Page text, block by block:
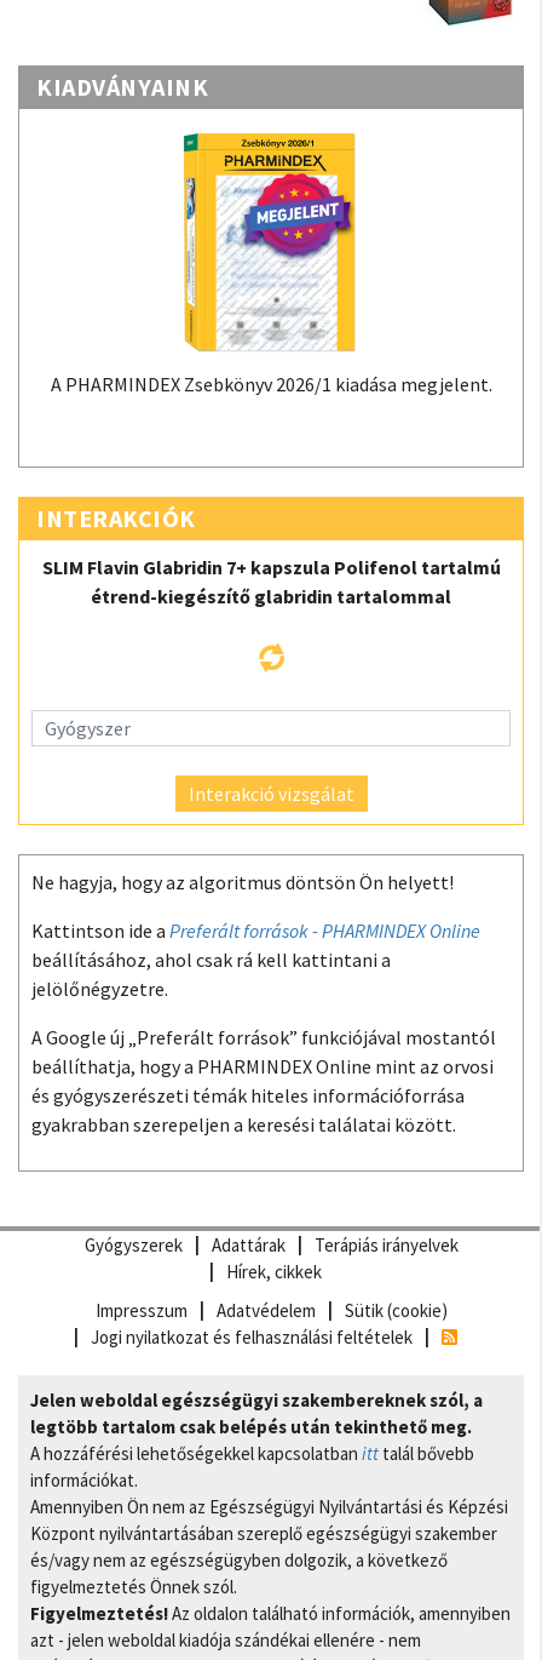
KIADVÁNYAINK
A PHARMINDEX Zsebkönyv 2026/1 kiadása megjelent.
INTERAKCIÓK
SLIM Flavin Glabridin 7+ kapszula Polifenol tartalmú
étrend-kiegészítő glabridin tartalommal
Interakció vizsgálat
Ne hagyja, hogy az algoritmus döntsön Ön helyett!
Kattintson ide a Preferált források - PHARMINDEX Online
beállításához, ahol csak rá kell kattintani a
jelölőnégyzetre.
A Google új „Preferált források” funkciójával mostantól
beállíthatja, hogy a PHARMINDEX Online mint az orvosi
és gyógyszerészeti témák hiteles információforrása
gyakrabban szerepeljen a keresési találatai között.
Gyógyszerek Adattárak
Terápiás irányelvek
Hírek, cikkek
Impresszum
Adatvédelem
Sütik (cookie)
Jogi nyilatkozat és felhasználási feltételek
Jelen weboldal egészségügyi szakembereknek szól, a
legtöbb tartalom csak belépés után tekinthető meg.
A hozzáférési lehetőségekkel kapcsolatban itt talál bővebb
információkat.
Amennyiben Ön nem az Egészségügyi Nyilvántartási és Képzési
Központ nyilvántartásában szereplő egészségügyi szakember
és/vagy nem az egészségügyben dolgozik, a következő
figyelmeztetés Önnek szól.
Figyelmeztetés!Az oldalon található információk, amennyiben
azt - jelen weboldal kiadója szándékai ellenére - nem